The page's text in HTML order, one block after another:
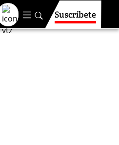
Suscríbete